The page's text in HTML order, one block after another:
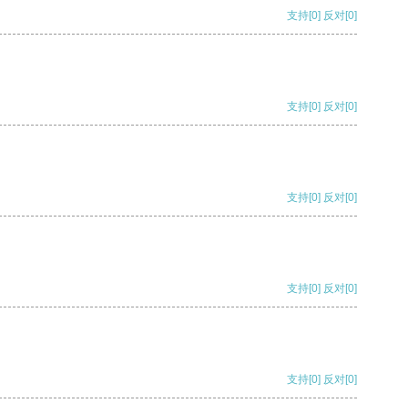
支持[0] 反对[0]
支持[0] 反对[0]
支持[0] 反对[0]
支持[0] 反对[0]
支持[0] 反对[0]